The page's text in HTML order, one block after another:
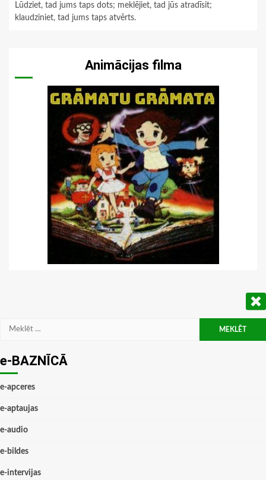
Lūdziet, tad jums taps dots; meklējiet, tad jūs atradīsit;
klaudziniet, tad jums taps atvērts.
Animācijas filma
Meklēt:
e-BAZNĪCĀ
e-apceres
e-aptaujas
e-audio
e-bildes
e-intervijas